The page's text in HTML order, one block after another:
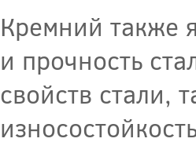
Кремний также
и прочность
свойств стали,